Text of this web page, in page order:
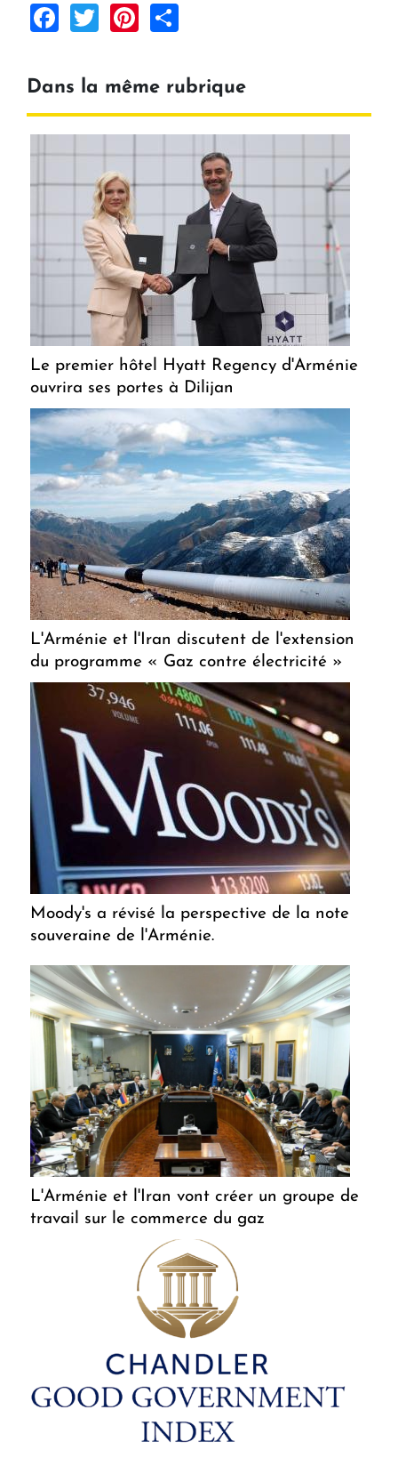
Facebook
TwitterPinterest
Dans la même rubrique
Le premier hôtel Hyatt Regency d'Arménie
ouvrira ses portes à Dilijan
L'Arménie et l'Iran discutent de l'extension
du programme « Gaz contre électricité »
Moody's a révisé la perspective de la note
souveraine de l'Arménie.
L'Arménie et l'Iran vont créer un groupe de
travail sur le commerce du gaz